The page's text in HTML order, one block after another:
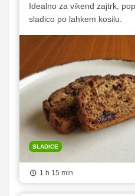
Idealno za vikend zajtrk,
sladico po lahkem kosilu.
SLADICE
1 h 15 min